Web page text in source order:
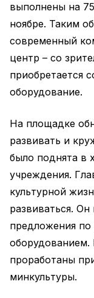
выполнены на
ноябре. Таким
современный
центр – со
приобретается
оборудование.
На площадке
развивать и
было поднята в
учреждения.
культурной
развиваться.
предложения
проработаны
минкультуры.